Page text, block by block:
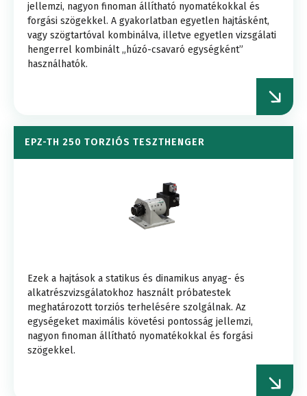
jellemzi, nagyon finoman állítható nyomatékokkal és
forgási szögekkel. A gyakorlatban egyetlen hajtásként,
vagy szögtartóval kombinálva, illetve egyetlen vizsgálati
hengerrel kombinált „húzó-csavaró egységként”
használhatók.
EPZ-TH 250 TORZIÓS TESZTHENGER
Ezek a hajtások a statikus és dinamikus anyag- és
alkatrészvizsgálatokhoz használt próbatestek
meghatározott torziós terhelésére szolgálnak. Az
egységeket maximális követési pontosság jellemzi,
nagyon finoman állítható nyomatékokkal és forgási
szögekkel.